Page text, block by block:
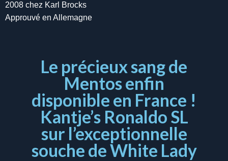
2008 chez Karl Brocks
Approuvé en Allemagne
Le précieux sang de
Mentos enfin
disponible en France !
Kantje’s Ronaldo SL
sur l’exceptionnelle
souche de White Lady